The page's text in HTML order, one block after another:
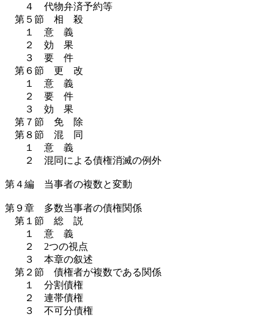
４ 代物弁済予約等
第５節 相 殺
１ 意 義
２ 効 果
３ 要 件
第６節 更 改
１ 意 義
２ 要 件
３ 効 果
第７節 免 除
第８節 混 同
１ 意 義
２ 混同による債権消滅の例外
第４編 当事者の複数と変動
第９章 多数当事者の債権関係
第１節 総 説
１ 意 義
２ 2つの視点
３ 本章の叙述
第２節 債権者が複数である関係
１ 分割債権
２ 連帯債権
３ 不可分債権